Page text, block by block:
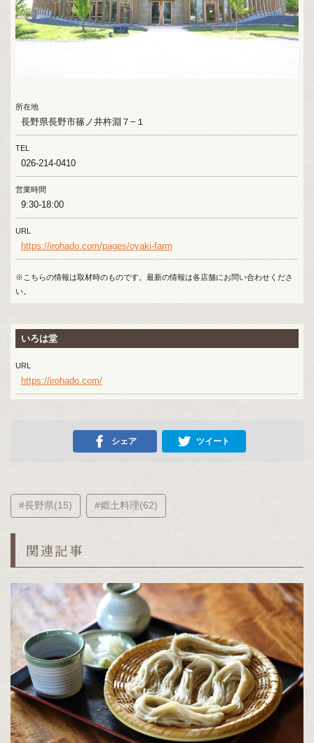
所在地
長野県長野市篠ノ井杵淵７−１
TEL
026-214-0410
営業時間
9:30-18:00
URL
https://irohado.com/pages/oyaki-farm
※こちらの情報は取材時のものです。最新の情報は各店舗にお問い合わせくださ
い。
いろは堂
URL
https://irohado.com/
シェア ツイート
#長野県(15) #郷土料理(62)
関連記事